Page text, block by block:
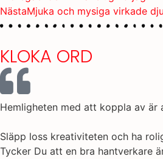
NästaMjuka och mysiga virkade
KLOKA ORD
Hemligheten med att koppla av är
Släpp loss kreativiteten och ha
Tycker Du att en bra hantverkare